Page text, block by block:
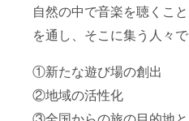
自然の中で音楽を聴くこと
を通し、そこに集う人々で
①新たな遊び場の創出
②地域の活性化